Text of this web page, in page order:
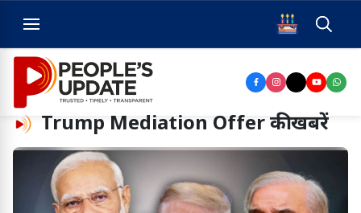
Trump Mediation Offerकी खबरें